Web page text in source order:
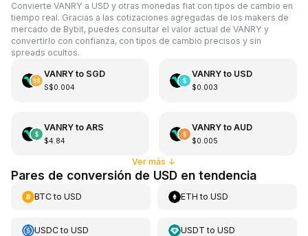
Convierte VANRY a USD y otras monedas fiat con tipos de cambio en
tiempo real. Gracias a las cotizaciones agregadas de los makers de
mercado de Bybit, puedes consultar el valor actual de VANRY y
convertirlo con confianza, con tipos de cambio precisos y sin
spreads ocultos.
VANRYto SGD
S$0.004
VANRYto USD
$0.003
VANRYto ARS
$4.84
VANRYto AUD
$0.005
Ver más ↓
Pares de conversión de USD en tendencia
BTCto USD ETH toUSD
USDCto USD USDT toUSD